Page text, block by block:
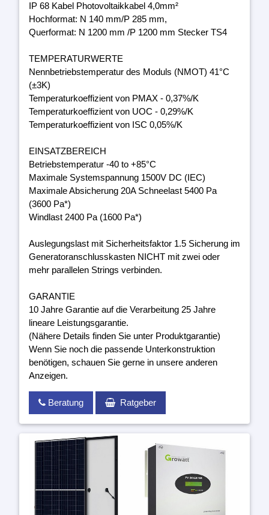
IP 68 Kabel Photovoltaikkabel 4,0mm²
Hochformat: N 140 mm/P 285 mm,
Querformat: N 1200 mm /P 1200 mm Stecker TS4
TEMPERATURWERTE
Nennbetriebstemperatur des Moduls (NMOT) 41°C
(±3K)
Temperaturkoeffizient von PMAX - 0,37%/K
Temperaturkoeffizient von UOC - 0,29%/K
Temperaturkoeffizient von ISC 0,05%/K
EINSATZBEREICH
Betriebstemperatur -40 to +85°C
Maximale Systemspannung 1500V DC (IEC)
Maximale Absicherung 20A Schneelast 5400 Pa
(3600 Pa*)
Windlast 2400 Pa (1600 Pa*)
Auslegungslast mit Sicherheitsfaktor 1.5 Sicherung im
Generatoranschlusskasten NICHT mit zwei oder
mehr parallelen Strings verbinden.
GARANTIE
10 Jahre Garantie auf die Verarbeitung 25 Jahre
lineare Leistungsgarantie.
(Nähere Details finden Sie unter Produktgarantie)
Wenn Sie noch die passende Unterkonstruktion
benötigen, schauen Sie gerne in unsere anderen
Anzeigen.
Beratung Ratgeber